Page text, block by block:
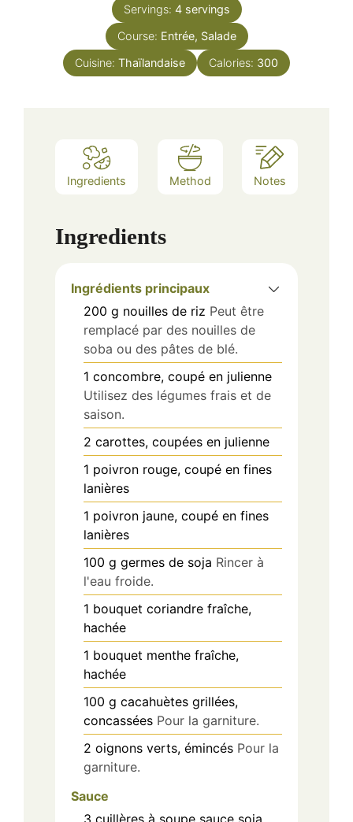
Servings: 4 servings
Course: Entrée, Salade
Cuisine: Thaïlandaise Calories: 300
Ingredients Method Notes
Ingredients
Ingrédients principaux
200 g nouilles de riz Peut être
remplacé par des nouilles de
soba ou des pâtes de blé.
1 concombre, coupé en julienne
Utilisez des légumes frais et de
saison.
2 carottes, coupées en julienne
1 poivron rouge, coupé en fines
lanières
1 poivron jaune, coupé en fines
lanières
100 g germes de soja Rincer à
l'eau froide.
1 bouquet coriandre fraîche,
hachée
1 bouquet menthe fraîche,
hachée
100 g cacahuètes grillées,
concassées Pour la garniture.
2 oignons verts, émincés Pour la
garniture.
Sauce
3 cuillères à soupe sauce soja